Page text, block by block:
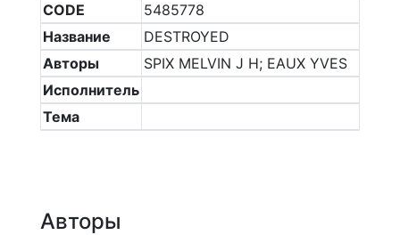
CODE
5485778
Название
DESTROYED
Авторы
SPIX MELVIN J H; EAUX YVES
Исполнитель
Тема
Авторы